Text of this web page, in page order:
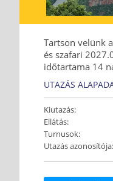
Tartson velünk
és szafari
időtartama 14
UTAZÁS
Kiutazás:
Ellátás:
Turnusok:
Utazás azonosítója: